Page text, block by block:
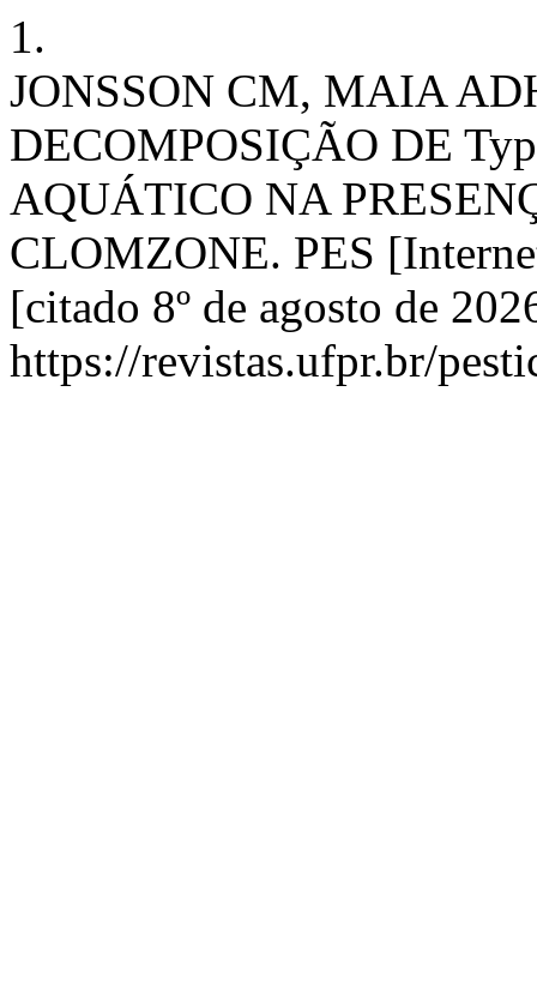
1.
JONSSON CM, MAIA
DECOMPOSIÇÃO DE
AQUÁTICO NA
CLOMZONE. PES
[citado 8º de agosto de
https://revistas.ufpr.br/